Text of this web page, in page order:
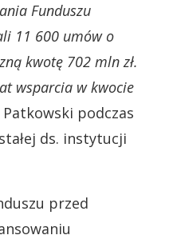
Funduszu
11 600 umów o
kwotę 702 mln zł.
wsparcia w kwocie
Patkowski podczas
ds. instytucji
przed